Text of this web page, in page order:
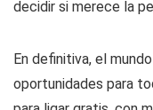
decidir si merece la
En definitiva, el
oportunidades para